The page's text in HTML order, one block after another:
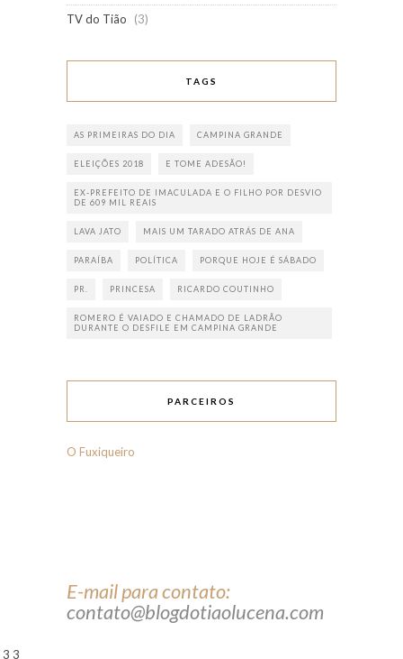
TV do Tião
(3)
TAGS
AS PRIMEIRAS DO DIA CAMPINA GRANDE
ELEIÇÕES 2018 E TOME ADESÃO!
EX-PREFEITO DE IMACULADA E O FILHO POR DESVIO
DE 609 MIL REAIS
LAVA JATO MAIS UM TARADO ATRÁS DE ANA
PARAÍBA POLÍTICA PORQUE HOJE É SÁBADO
PR. PRINCESA RICARDO COUTINHO
ROMERO É VAIADO E CHAMADO DE LADRÃO
DURANTE O DESFILE EM CAMPINA GRANDE
PARCEIROS
O Fuxiqueiro
E-mail para contato:
contato@blogdotiaolucena.com
3 3